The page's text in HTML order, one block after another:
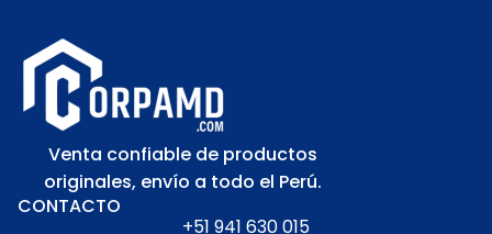
Venta confiable de productos
originales, envío a todo el Perú.
CONTACTO
+51 941 630 015